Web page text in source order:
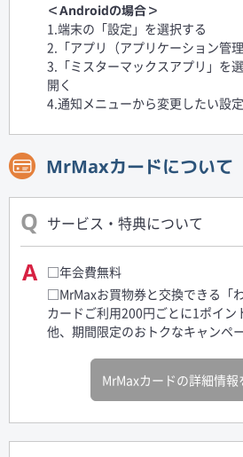
＜Androidの場合＞
1.端末の「設定」を選択する
2.「アプリ（アプリケーション管
3.「ミスターマックスアプリ」を
開く
4.通知メニューから変更したい設
MrMaxカードについて
サービス・特典について
□年会費無料
□MrMaxお買物券と交換できる「
カードご利用200円ごとに1ポイ
他、期間限定のおトクなキャンペ
MrMaxカードの詳細情報